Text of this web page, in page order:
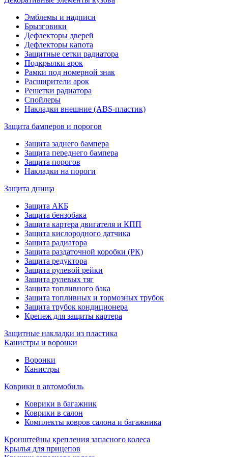
Эмблемы и надписи
Брызговики
Дефлекторы дверей
Дефлекторы капота
Защитные сетки радиатора
Подкрылки арок
Рамки под номерной знак
Расширители арок
Решетки радиатора
Спойлеры
Накладки внешние (ABS-пластик)
Защита бамперов и порогов
Защита заднего бампера
Защита переднего бампера
Защита порогов
Накладки на пороги
Защита днища
Защита АКБ
Защита бензобака
Защита картера двигателя и КПП
Защита кислородного датчика
Защита радиатора
Защита раздаточной коробки (РК)
Защита редуктора
Защита рулевой рейки
Защита рулевых тяг
Защита топливного бака
Защита топливных и тормозных трубок
Защита трубок кондиционера
Крепеж для защиты картера
Защитные накладки из пластика
Канистры и воронки
Воронки
Канистры
Коврики в автомобиль
Коврики в багажник
Коврики в салон
Комплекты ковров салона и багажника
Кронштейны крепления запасного колеса
Крылья для прицепов